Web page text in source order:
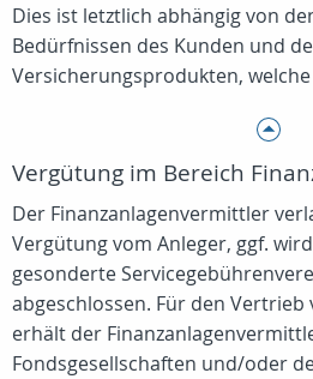
Dies ist letztlich abhängig von
Bedürfnissen des Kunden und
Versicherungsprodukten,
Vergütung im Bereich
Der Finanzanlagenvermittler
Vergütung vom Anleger, ggf.
gesonderte
abgeschlossen. Für den Vertrieb
erhält der
Fondsgesellschaften und/oder